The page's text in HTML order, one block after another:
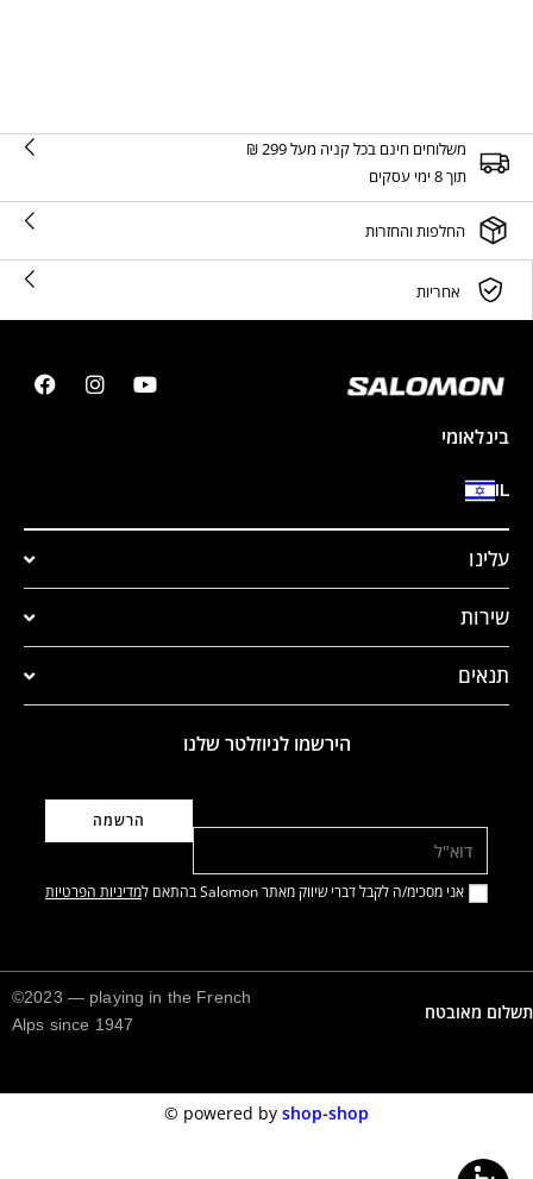
משלוחים חינם בכל קניה מעל 299 ₪
תוך 8 ימי עסקים
החלפות והחזרות
אחריות
בינלאומי
IL
עלינו
שירות
תנאים
הירשמו לניוזלטר שלנו
אני מסכימ/ה לקבל דברי שיווק מאתר Salomon בהתאם ל מדיניות הפרטיות
תשלום מאובטח
©2023 — playing in the French
Alps since 1947
powered by shop-shop
©️